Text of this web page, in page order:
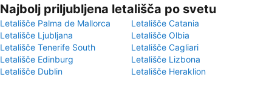
Najbolj priljubljena letališča po svetu
Letališče Palma de Mallorca
Letališče Catania
Letališče Ljubljana
Letališče Olbia
Letališče Tenerife South
Letališče Cagliari
Letališče Edinburg
Letališče Lizbona
Letališče Dublin
Letališče Heraklion